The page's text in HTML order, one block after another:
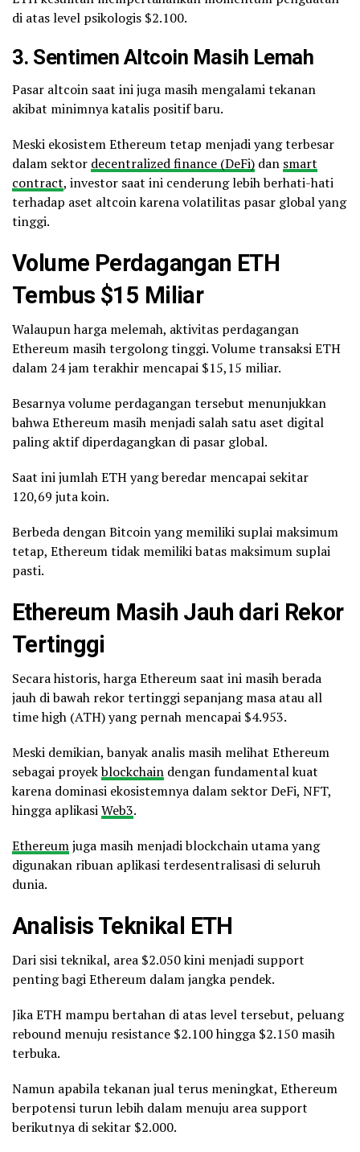
di atas level psikologis $2.100.
3. Sentimen Altcoin Masih Lemah
Pasar altcoin saat ini juga masih mengalami tekanan
akibat minimnya katalis positif baru.
Meski ekosistem Ethereum tetap menjadi yang terbesar
dalam sektor decentralized finance (DeFi) dan smart
contract, investor saat ini cenderung lebih berhati-hati
terhadap aset altcoin karena volatilitas pasar global yang
tinggi.
Volume Perdagangan ETH
Tembus $15 Miliar
Walaupun harga melemah, aktivitas perdagangan
Ethereum masih tergolong tinggi. Volume transaksi ETH
dalam 24 jam terakhir mencapai $15,15 miliar.
Besarnya volume perdagangan tersebut menunjukkan
bahwa Ethereum masih menjadi salah satu aset digital
paling aktif diperdagangkan di pasar global.
Saat ini jumlah ETH yang beredar mencapai sekitar
120,69 juta koin.
Berbeda dengan Bitcoin yang memiliki suplai maksimum
tetap, Ethereum tidak memiliki batas maksimum suplai
pasti.
Ethereum Masih Jauh dari Rekor
Tertinggi
Secara historis, harga Ethereum saat ini masih berada
jauh di bawah rekor tertinggi sepanjang masa atau all
time high (ATH) yang pernah mencapai $4.953.
Meski demikian, banyak analis masih melihat Ethereum
sebagai proyekblockchain dengan fundamental kuat
karena dominasi ekosistemnya dalam sektor DeFi, NFT,
hingga aplikasiWeb3.
Ethereumjuga masih menjadi blockchain utama yang
digunakan ribuan aplikasi terdesentralisasi di seluruh
dunia.
Analisis Teknikal ETH
Dari sisi teknikal, area $2.050 kini menjadi support
penting bagi Ethereum dalam jangka pendek.
Jika ETH mampu bertahan di atas level tersebut, peluang
rebound menuju resistance $2.100 hingga $2.150 masih
terbuka.
Namun apabila tekanan jual terus meningkat, Ethereum
berpotensi turun lebih dalam menuju area support
berikutnya di sekitar $2.000.